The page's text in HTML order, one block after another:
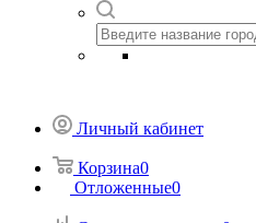
Личный кабинет
Корзина0
Отложенные0